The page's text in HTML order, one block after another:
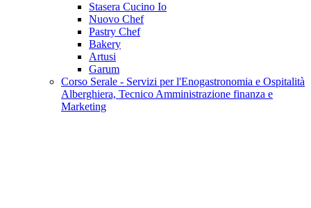
Stasera Cucino Io
Nuovo Chef
Pastry Chef
Bakery
Artusi
Garum
Corso Serale - Servizi per l'Enogastronomia e Ospitalità
Alberghiera, Tecnico Amministrazione finanza e
Marketing